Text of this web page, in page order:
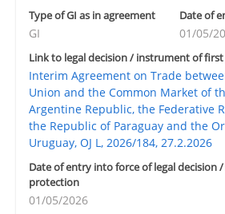
Type of GI as in agreement
GI
Date of
01/05/
Link to legal decision / instrument of
Interim Agreement on Trade
Union and the Common Market of
Argentine Republic, the Federative
the Republic of Paraguay and the
Uruguay, OJ L, 2026/184, 27.2.2026
Date of entry into force of legal
protection
01/05/2026